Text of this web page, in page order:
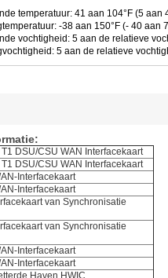
temperatuur: 41 aan 104°F (5 aan
-38 aan 150°F (- 40 aan
vochtigheid: 5 aan de relatieve
5 aan de relatieve
DSU/CSU WAN Interfacekaart
DSU/CSU WAN Interfacekaart
Interfacekaart
Interfacekaart
van Synchronisatie
van Synchronisatie
Interfacekaart
Interfacekaart